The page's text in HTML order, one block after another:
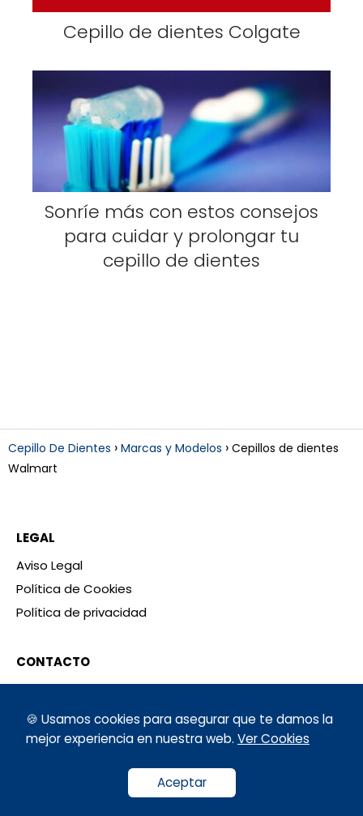
Cepillo de dientes Colgate
Sonríe más con estos consejos
para cuidar y prolongar tu
cepillo de dientes
Cepillo De Dientes Marcas y Modelos
Cepillos de dientes
Walmart
LEGAL
Aviso Legal
Política de Cookies
Política de privacidad
CONTACTO
Hablemos
🍪 Usamos cookies para asegurar que te damos la
mejor experiencia en nuestra web. Ver Cookies
Aceptar